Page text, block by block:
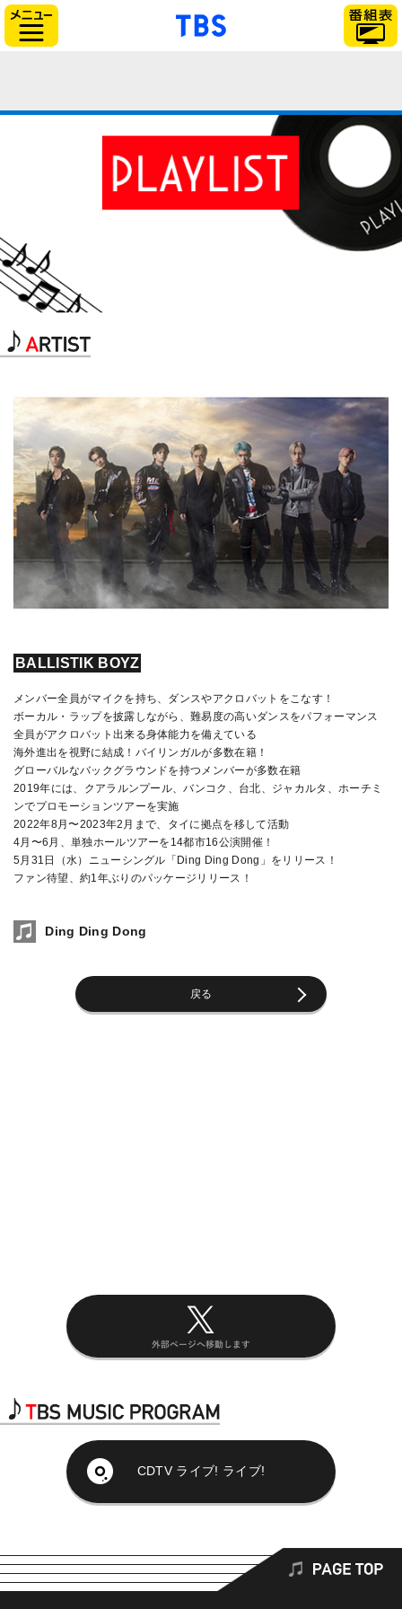
「TBSテレビ」トップ
BALLISTIK BOYZ
メンバー全員がマイクを持ち、ダンスやアクロバットをこなす！
ボーカル・ラップを披露しながら、難易度の高いダンスをパフォーマンス
全員がアクロバット出来る身体能力を備えている
海外進出を視野に結成！バイリンガルが多数在籍！
グローバルなバックグラウンドを持つメンバーが多数在籍
2019年には、クアラルンプール、バンコク、台北、ジャカルタ、ホーチミ
ンでプロモーションツアーを実施
2022年8月〜2023年2月まで、タイに拠点を移して活動
4月〜6月、単独ホールツアーを14都市16公演開催！
5月31日（水）ニューシングル「Ding Ding Dong」をリリース！
ファン待望、約1年ぶりのパッケージリリース！
Ding Ding Dong
戻る
CDTV ライブ! ライブ!